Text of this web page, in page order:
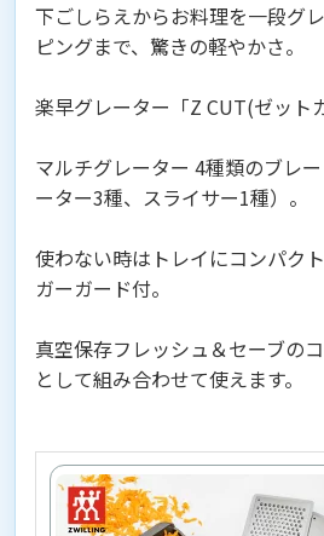
下ごしらえからお料理を一段グ
ピングまで、驚きの軽やかさ。
楽早グレーター「Z CUT(ゼット
マルチグレーター 4種類のブレ
ーター3種、スライサー1種）。
使わない時はトレイにコンパク
ガーガード付。
真空保存フレッシュ＆セーブの
として組み合わせて使えます。